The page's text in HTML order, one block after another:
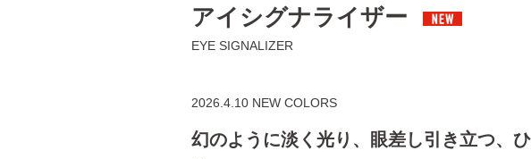
アイシグナライザー
EYE SIGNALIZER
2026.4.10 NEW COLORS
幻のように淡く光り、眼差し引き立つ、